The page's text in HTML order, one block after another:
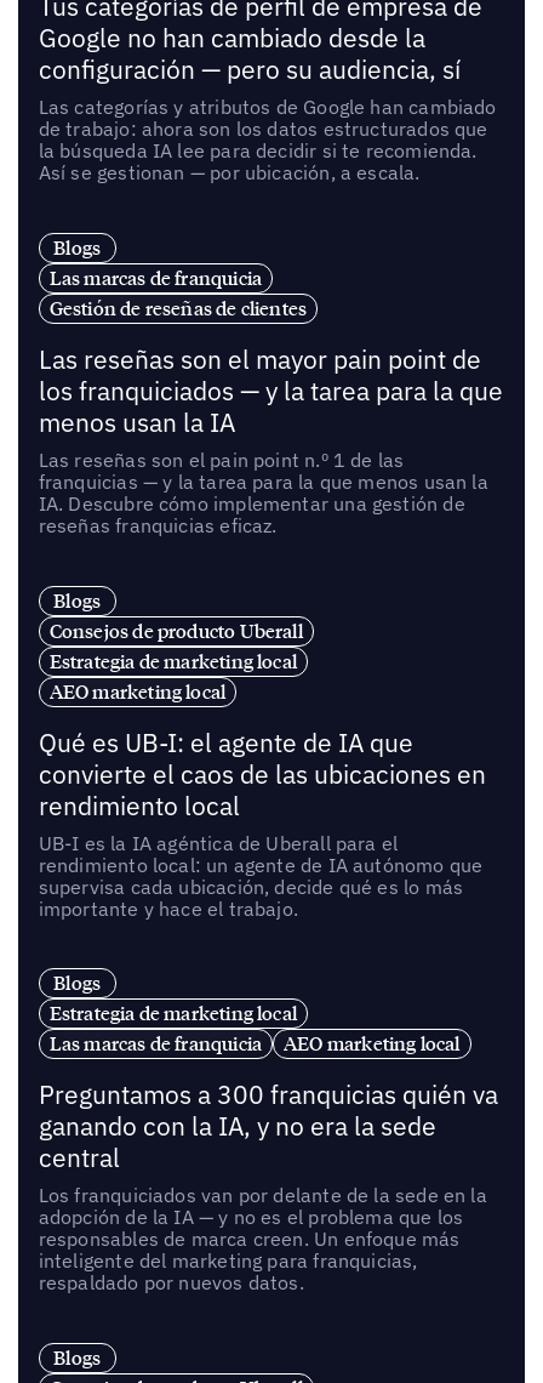
Tus categorías de perfil de empresa de
Google no han cambiado desde la
configuración — pero su audiencia, sí
Las categorías y atributos de Google han cambiado
de trabajo: ahora son los datos estructurados que
la búsqueda IA lee para decidir si te recomienda.
Así se gestionan — por ubicación, a escala.
Blogs
Las marcas de franquicia
Gestión de reseñas de clientes
Las reseñas son el mayor pain point de
los franquiciados — y la tarea para la que
menos usan la IA
Las reseñas son el pain point n.º 1 de las
franquicias — y la tarea para la que menos usan la
IA. Descubre cómo implementar una gestión de
reseñas franquicias eficaz.
Blogs
Consejos de producto Uberall
Estrategia de marketing local
AEO marketing local
Qué es UB-I: el agente de IA que
convierte el caos de las ubicaciones en
rendimiento local
UB-I es la IA agéntica de Uberall para el
rendimiento local: un agente de IA autónomo que
supervisa cada ubicación, decide qué es lo más
importante y hace el trabajo.
Blogs
Estrategia de marketing local
Las marcas de franquicia
AEO marketing local
Preguntamos a 300 franquicias quién va
ganando con la IA, y no era la sede
central
Los franquiciados van por delante de la sede en la
adopción de la IA — y no es el problema que los
responsables de marca creen. Un enfoque más
inteligente del marketing para franquicias,
respaldado por nuevos datos.
Blogs